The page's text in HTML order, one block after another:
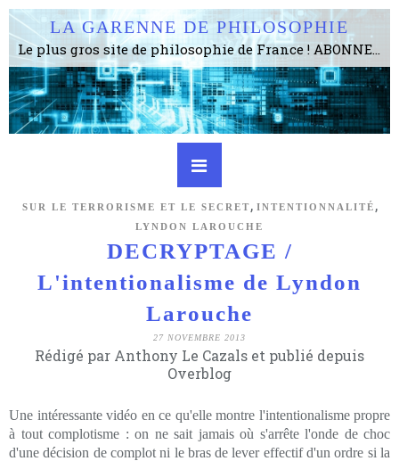
LA GARENNE DE PHILOSOPHIE
Le plus gros site de philosophie de France ! ABONNEZ-VOUS ! 4115 Articles, 1634 abonné·e·s, depuis 2006 . . . . . . . . 2 852 214 pages vues jusqu'à présent. Prestance et être apte à un plus grand nombre de choses.
SUR LE TERRORISME ET LE SECRET , INTENTIONNALITÉ ,
LYNDON LAROUCHE
DECRYPTAGE /
L'intentionalisme de Lyndon
Larouche
27 NOVEMBRE 2013
Rédigé par Anthony Le Cazals et publié depuis
Overblog
Une intéressante vidéo en ce qu'elle montre l'intentionalisme propre
à tout complotisme : on ne sait jamais où s'arrête l'onde de choc
d'une décision de complot ni le bras de lever effectif d'un ordre si la